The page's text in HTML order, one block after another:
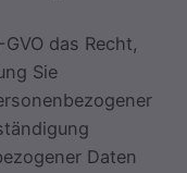
das Recht,
Sie
Daten